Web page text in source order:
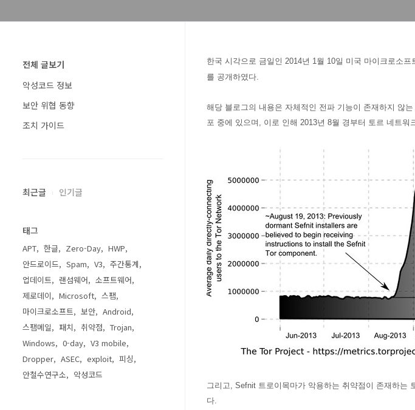
한국 시각으로 금일인 2014년 1월 10일 미국 마이크로소프
를 공개하였다.
해당 블로그의 내용은 자체적인 전파 기능이 존재하지 않는
포 중에 있으며, 이로 인해 2013년 8월 경부터 토르 네트
그리고, Sefnit 트로이목마가 악용하는 취약점이 존재하는
다.
전체 글보기
악성코드 정보
보안 위협 동향
조치 가이드
최근글 인기글
태그
APT 한글 Zero-Day
HWP
안드로이드
Spam V3
주간통계
업데이트
랜섬웨어
소프트웨어
제로데이
Microsoft
스팸
마이크로소프트
보안
Android
스팸메일
패치 취약점
Trojan
Windows
0-day
V3 mobile
Dropper
ASEC exploit
피싱
안철수연구소
악성코드